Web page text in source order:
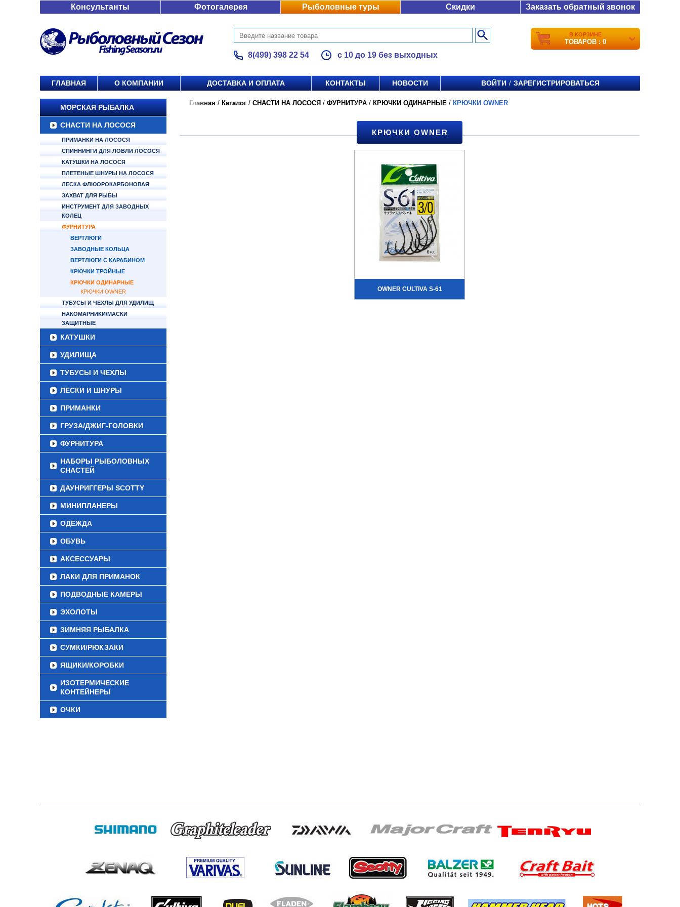
Консультанты Фотогалерея Рыболовные туры Скидки Заказать обратный звонок
8(499) 398 22 54 с 10 до 19 без выходных
В КОРЗИНЕ
ТОВАРОВ : 0
ГЛАВНАЯ О КОМПАНИИ ДОСТАВКА И ОПЛАТА КОНТАКТЫ НОВОСТИ ВОЙТИ / ЗАРЕГИСТРИРОВАТЬСЯ
МОРСКАЯ РЫБАЛКА
СНАСТИ НА ЛОСОСЯ
ПРИМАНКИ НА ЛОСОСЯ
СПИННИНГИ ДЛЯ ЛОВЛИ ЛОСОСЯ
КАТУШКИ НА ЛОСОСЯ
ПЛЕТЕНЫЕ ШНУРЫ НА ЛОСОСЯ
ЛЕСКА ФЛЮОРОКАРБОНОВАЯ
ЗАХВАТ ДЛЯ РЫБЫ
ИНСТРУМЕНТ ДЛЯ ЗАВОДНЫХ
КОЛЕЦ
ФУРНИТУРА
ВЕРТЛЮГИ
ЗАВОДНЫЕ КОЛЬЦА
ВЕРТЛЮГИ С КАРАБИНОМ
КРЮЧКИ ТРОЙНЫЕ
КРЮЧКИ ОДИНАРНЫЕ
КРЮЧКИ OWNER
ТУБУСЫ И ЧЕХЛЫ ДЛЯ УДИЛИЩ
НАКОМАРНИКИ/МАСКИ
ЗАЩИТНЫЕ
КАТУШКИ
УДИЛИЩА
ТУБУСЫ И ЧЕХЛЫ
ЛЕСКИ И ШНУРЫ
ПРИМАНКИ
ГРУЗА/ДЖИГ-ГОЛОВКИ
ФУРНИТУРА
НАБОРЫ РЫБОЛОВНЫХ
СНАСТЕЙ
ДАУНРИГГЕРЫ SCOTTY
МИНИПЛАНЕРЫ
ОДЕЖДА
ОБУВЬ
АКСЕССУАРЫ
ЛАКИ ДЛЯ ПРИМАНОК
ПОДВОДНЫЕ КАМЕРЫ
ЭХОЛОТЫ
ЗИМНЯЯ РЫБАЛКА
СУМКИ/РЮКЗАКИ
ЯЩИКИ/КОРОБКИ
ИЗОТЕРМИЧЕСКИЕ
КОНТЕЙНЕРЫ
ОЧКИ
Главная / Каталог / СНАСТИ НА ЛОСОСЯ / ФУРНИТУРА / КРЮЧКИ ОДИНАРНЫЕ / КРЮЧКИ OWNER
КРЮЧКИ OWNER
OWNER CULTIVA S-61